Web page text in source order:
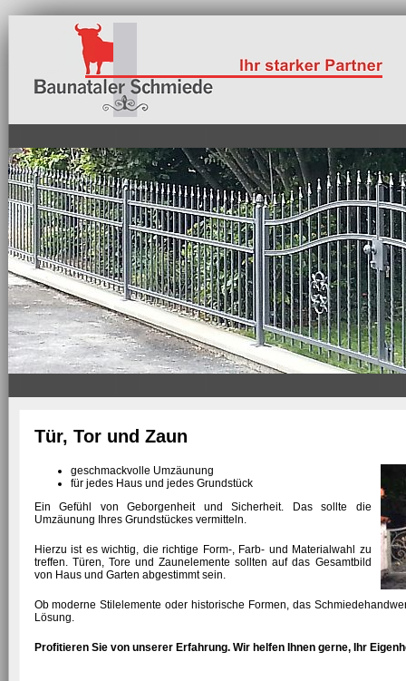
Tür, Tor und Zaun
geschmackvolle Umzäunung
für jedes Haus und jedes Grundstück
Ein Gefühl von Geborgenheit und Sicherheit. Das sollte die
Umzäunung Ihres Grundstückes vermitteln.
Hierzu ist es wichtig, die richtige Form-, Farb- und Materialwahl zu
treffen. Türen, Tore und Zaunelemente sollten auf das Gesamtbild
von Haus und Garten abgestimmt sein.
Ob moderne Stilelemente oder historische Formen, das
Lösung.
Profitieren Sie von unserer Erfahrung. Wir helfen Ihnen gerne, Ihr